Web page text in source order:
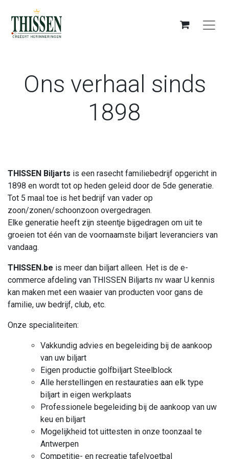
Ons verhaal sinds
1898
THISSEN Biljarts is een rasecht familiebedrijf opgericht in
1898 en wordt tot op heden geleid door de 5de generatie.
Tot 5 maal toe is het bedrijf van vader op
zoon/zonen/schoonzoon overgedragen.
Elke generatie heeft zijn steentje bijgedragen om uit te
groeien tot één van de voornaamste biljart leveranciers van
vandaag.
THISSEN.be is meer dan biljart alleen. Het is de e-
commerce afdeling van THISSEN Biljarts nv waar U kennis
kan maken met een waaier van producten voor gans de
familie, uw bedrijf, club, etc.
Onze specialiteiten:
Vakkundig advies en begeleiding bij de aankoop
van uw biljart
Eigen productie golfbiljart Steelblock
Alle herstellingen en restauraties aan elk type
biljart in eigen werkplaats
Professionele begeleiding bij de aankoop van uw
keu en biljart
Mogelijkheid tot uittesten in onze toonzaal te
Antwerpen
Competitie- en recreatie tafelvoetbal